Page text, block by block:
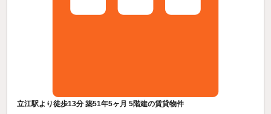
立江駅より徒歩13分 築51年5ヶ月 5階建の賃貸物件